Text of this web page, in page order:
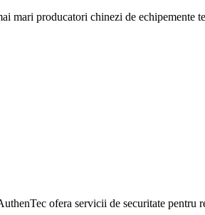
mari producatori chinezi de echipemente
ofera servicii de securitate pentru